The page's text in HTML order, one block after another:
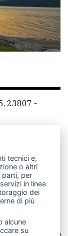
23807 -
RSS
tecnici e,
o altri
parti, per
in linea
dei
di più
alcune
su